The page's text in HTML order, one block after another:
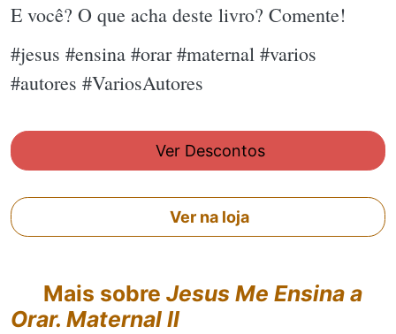
E você? O que acha deste livro? Comente!
#jesus #ensina #orar #maternal #varios
#autores #VariosAutores
Ver Descontos
Ver na loja
Mais sobre Jesus Me Ensina a
Orar. Maternal II